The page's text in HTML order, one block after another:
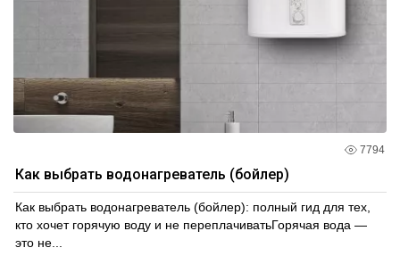
7794
Как выбрать водонагреватель (бойлер)
Как выбрать водонагреватель (бойлер): полный гид для тех,
кто хочет горячую воду и не переплачиватьГорячая вода —
это не...